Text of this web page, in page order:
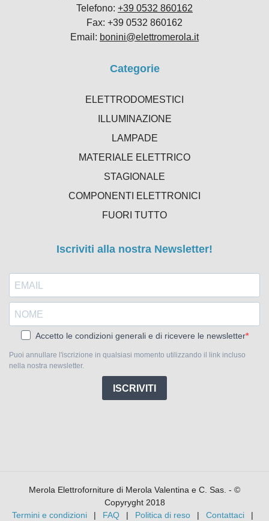
Telefono: +39 0532 860162
Fax: +39 0532 860162
Email: bonini@elettromerola.it
Categorie
ELETTRODOMESTICI
ILLUMINAZIONE
LAMPADE
MATERIALE ELETTRICO
STAGIONALE
COMPONENTI ELETTRONICI
FUORI TUTTO
Iscriviti alla nostra Newsletter!
Accetto le condizioni generali e di ricevere le newsletter
Puoi annullare l'iscrizione in qualsiasi momento utilizzando il link incluso
nella nostra newsletter.
ISCRIVITI
Merola Elettroforniture di Merola Valentina e C. Sas. - ©
Copyryght 2018
Termini e condizioni
FAQ Politica di reso Contattaci